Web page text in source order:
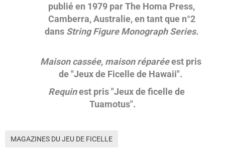
publié en 1979 par The Homa Press,
Camberra, Australie, en tant que n°2
dans String Figure Monograph Series.
Maison cassée, maison réparéeest pris
de "Jeux de Ficelle de Hawaii".
Requinest pris "Jeux de ficelle de
Tuamotus".
MAGAZINES DU JEU DE FICELLE